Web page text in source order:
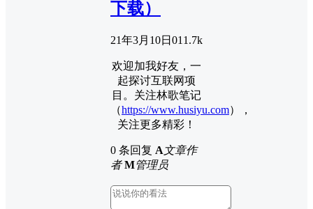
下载）
21年3月10日 011.7k
欢迎加我好友，一
起探讨互联网项
目。关注林歌笔记
（https://www.husiyu.com），
关注更多精彩！
0 条回复 A文章作
者 M管理员